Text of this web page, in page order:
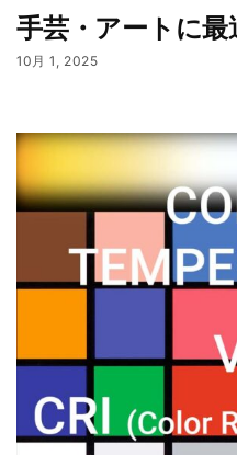
手芸・アートに
10月 1, 2025